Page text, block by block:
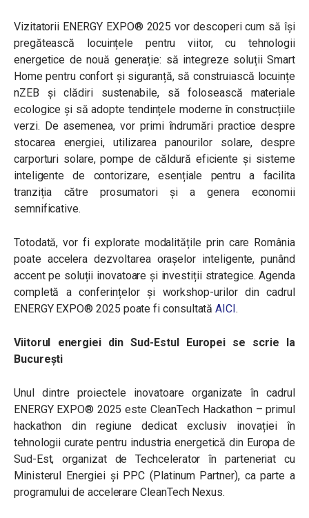
Vizitatorii ENERGY EXPO® 2025 vor descoperi cum să își
pregătească locuințele pentru viitor, cu tehnologii
energetice de nouă generație: să integreze soluții Smart
Home pentru confort și siguranță, să construiască locuințe
nZEB și clădiri sustenabile, să folosească materiale
ecologice și să adopte tendințele moderne în construcțiile
verzi. De asemenea, vor primi îndrumări practice despre
stocarea energiei, utilizarea panourilor solare, despre
carporturi solare, pompe de căldură eficiente și sisteme
inteligente de contorizare, esențiale pentru a facilita
tranziția către prosumatori și a genera economii
semnificative.
Totodată, vor fi explorate modalitățile prin care România
poate accelera dezvoltarea orașelor inteligente, punând
accent pe soluții inovatoare și investiții strategice. Agenda
completă a conferințelor și workshop-urilor din cadrul
ENERGY EXPO® 2025 poate fi consultatăAICI.
Viitorul energiei din Sud-Estul Europei se scrie la
București
Unul dintre proiectele inovatoare organizate în cadrul
ENERGY EXPO® 2025 este CleanTech Hackathon – primul
hackathon din regiune dedicat exclusiv inovației în
tehnologii curate pentru industria energetică din Europa de
Sud-Est, organizat de Techcelerator în parteneriat cu
Ministerul Energiei și PPC (Platinum Partner), ca parte a
programului de accelerare CleanTech Nexus.